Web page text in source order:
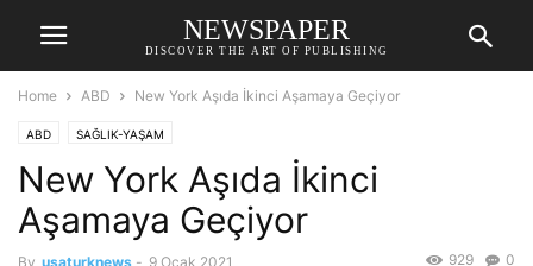
NEWSPAPER
DISCOVER THE ART OF PUBLISHING
Home ABD New York Aşıda İkinci Aşamaya Geçiyor
ABD SAĞLIK-YAŞAM
New York Aşıda İkinci
Aşamaya Geçiyor
By usaturknews - 9 Ocak 2021 0
929